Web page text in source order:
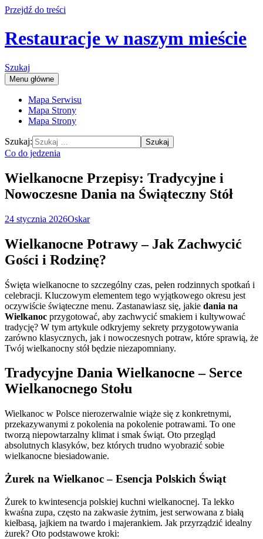
Przejdź do treści
Restauracje w naszym mieście
Szukaj
Menu główne
Mapa Serwisu
Mapa Strony
Mapa Strony
Szukaj:
Co do jedzenia
Wielkanocne Przepisy: Tradycyjne i
Nowoczesne Dania na Świąteczny Stół
24 stycznia 2026Oskar
Wielkanocne Potrawy – Jak Zachwycić
Gości i Rodzinę?
Święta wielkanocne to szczególny czas, pełen rodzinnych spotkań i
celebracji. Kluczowym elementem tego wyjątkowego okresu jest
oczywiście świąteczne menu. Zastanawiasz się, jakie dania na
Wielkanoc przygotować, aby zachwycić smakiem i kultywować
tradycję? W tym artykule odkryjemy sekrety przygotowywania
zarówno klasycznych, jak i nowoczesnych potraw, które sprawią, że
Twój wielkanocny stół będzie niezapomniany.
Tradycyjne Dania Wielkanocne – Serce
Wielkanocnego Stołu
Wielkanoc w Polsce nierozerwalnie wiąże się z konkretnymi,
przekazywanymi z pokolenia na pokolenie potrawami. To one
tworzą niepowtarzalny klimat i smak świąt. Oto przegląd
absolutnych klasyków, bez których trudno wyobrazić sobie
wielkanocne biesiadowanie.
Żurek na Wielkanoc – Esencja Polskich Świąt
Żurek to kwintesencja polskiej kuchni wielkanocnej. Ta lekko
kwaśna zupa, często na zakwasie żytnim, jest serwowana z białą
kiełbasą, jajkiem na twardo i majerankiem. Jak przyrządzić idealny
żurek? Oto podstawowe kroki: